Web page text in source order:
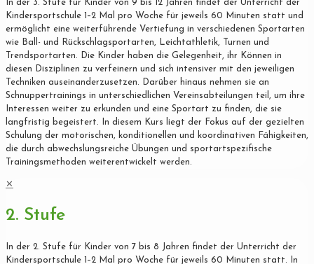
In der 3. Stufe für Kinder von 9 bis 12 Jahren findet der Unterricht der
Kindersportschule 1–2 Mal pro Woche für jeweils 60 Minuten statt und
ermöglicht eine weiterführende Vertiefung in verschiedenen Sportarten
wie Ball- und Rückschlagsportarten, Leichtathletik, Turnen und
Trendsportarten. Die Kinder haben die Gelegenheit, ihr Können in
diesen Disziplinen zu verfeinern und sich intensiver mit den jeweiligen
Techniken auseinanderzusetzen. Darüber hinaus nehmen sie an
Schnuppertrainings in unterschiedlichen Vereinsabteilungen teil, um ihre
Interessen weiter zu erkunden und eine Sportart zu finden, die sie
langfristig begeistert. In diesem Kurs liegt der Fokus auf der gezielten
Schulung der motorischen, konditionellen und koordinativen Fähigkeiten,
die durch abwechslungsreiche Übungen und sportartspezifische
Trainingsmethoden weiterentwickelt werden.
✕
2. Stufe
In der 2. Stufe für Kinder von 7 bis 8 Jahren findet der Unterricht der
Kindersportschule 1–2 Mal pro Woche für jeweils 60 Minuten statt. In